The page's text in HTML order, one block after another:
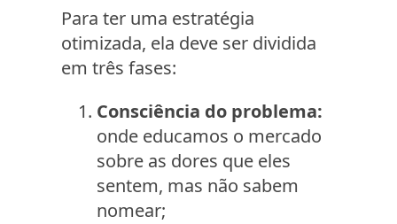
Para ter uma estratégia
otimizada, ela deve ser dividida
em três fases:
Consciência do problema:
onde educamos o mercado
sobre as dores que eles
sentem, mas não sabem
nomear;